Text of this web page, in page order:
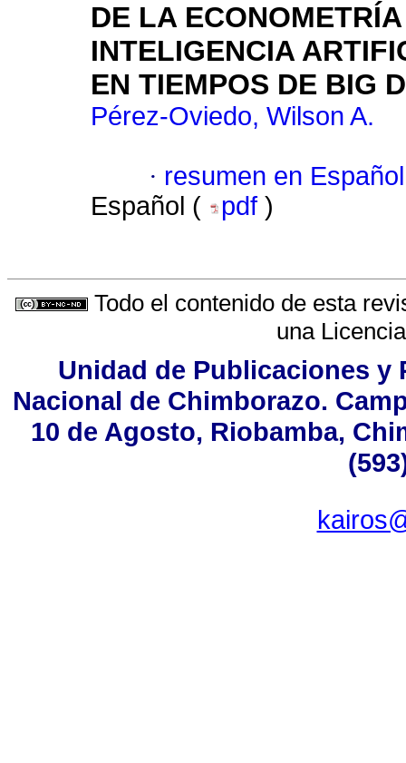
DE LA
INTELIGENCIA
EN TIEMPOS DE BIG
Pérez-Oviedo, Wilson A.
· resumen en Español
Español (
pdf )
Todo el contenido de esta
una
Unidad de Publicaciones y
Nacional de Chimborazo.
10 de Agosto, Riobamba,